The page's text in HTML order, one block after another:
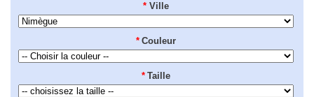
* Ville
* Couleur
* Taille